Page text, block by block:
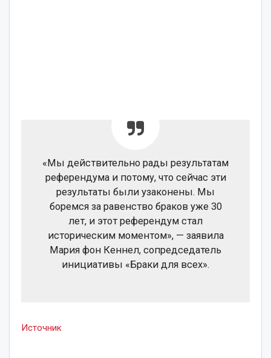
«Мы действительно рады результатам
референдума и потому, что сейчас эти
результаты были узаконены. Мы
боремся за равенство браков уже 30
лет, и этот референдум стал
историческим моментом», — заявила
Мария фон Кеннел, сопредседатель
инициативы «Браки для всех».
Источник